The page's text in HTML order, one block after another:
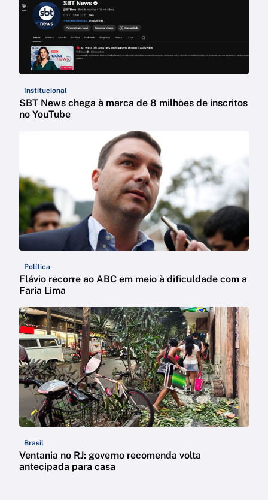
Institucional
SBT News chega à marca de 8 milhões de inscritos
no YouTube
Política
Flávio recorre ao ABC em meio à dificuldade com a
Faria Lima
Brasil
Ventania no RJ: governo recomenda volta
antecipada para casa